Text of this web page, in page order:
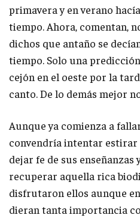
primavera y en verano
tiempo. Ahora, comentan,
dichos que antaño se
tiempo. Solo una
cejón en el oeste por la
canto. De lo demás mejor
Aunque ya comienza a
convendría intentar estirar
dejar fe de sus
recuperar aquella rica
disfrutaron ellos aunque
dieran tanta importancia